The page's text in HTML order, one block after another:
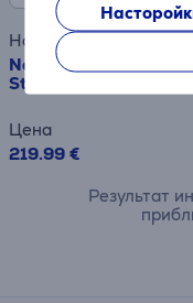
Наименование товара
Next Level Racing
Stand, черный -
Цена
219.99 €
Результат